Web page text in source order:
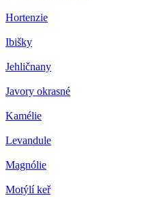
Hortenzie
Ibišky
Jehličnany
Javory okrasné
Kamélie
Levandule
Magnólie
Motýlí keř